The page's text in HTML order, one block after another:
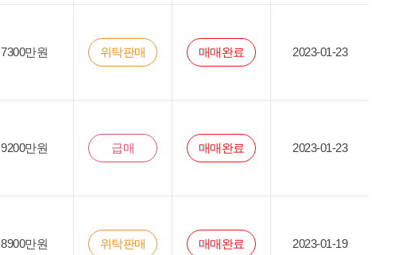
7300만원 위탁판매 매매완료 2023-01-23
9200만원 급매 매매완료 2023-01-23
8900만원 위탁판매 매매완료 2023-01-19